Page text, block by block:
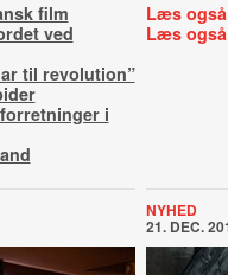
film
ved
til revolution”
i
Læs
Læs
NYHED
21. DEC.